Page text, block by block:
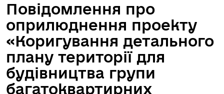
Повідомлення про
оприлюднення проекту
«Коригування детального
плану території для
будівництва групи
багатоквартирних